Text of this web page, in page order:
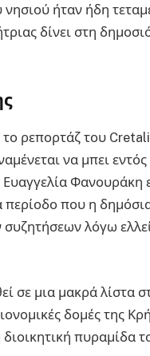
νησιού ήταν ήδη
δίνει στη
ρεπορτάζ του
να μπει
Φανουράκη
που η
συζητήσεων λόγω
σε μια μακρά λίστα
δομές της
πυραμίδα